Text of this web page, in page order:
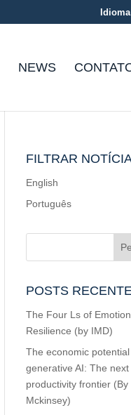
NEWS
FILTRAR
English
Português
POSTS
The Four Ls of
Resilience (by IMD)
The economic
generative AI: The next
productivity frontier (By
Mckinsey)